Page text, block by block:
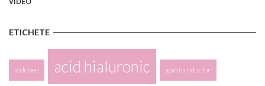
ETICHETE
abdomen acid hialuronic aparitia ridurilor